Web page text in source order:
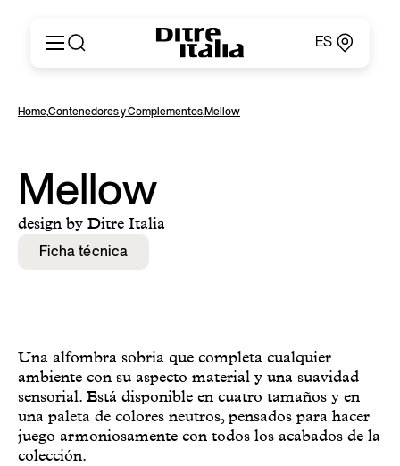
ES
Productos
Catálogos y Materiales
Ditre for Professionals
Puntos de Venta
News & Press
English
Español
Русский
简体中文
Home,Contenedores y Complementos,Mellow
Mellow
design by Ditre Italia
Ficha técnica
Una alfombra sobria que completa cualquier
ambiente con su aspecto material y una suavidad
sensorial. Está disponible en cuatro tamaños y en
una paleta de colores neutros, pensados para hacer
juego armoniosamente con todos los acabados de la
colección.